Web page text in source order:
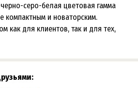
серо-белая цветовая гамма
компактным и новаторским.
как для клиентов, так и для тех,